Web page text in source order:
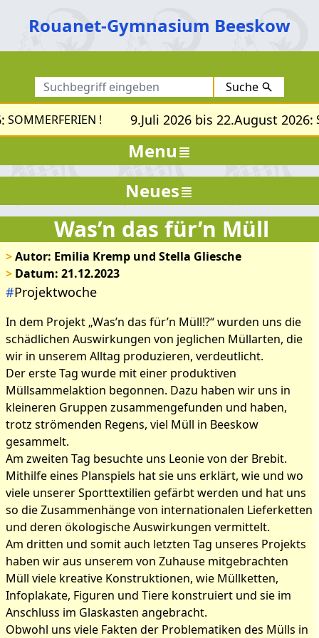
Rouanet-Gymnasium Beeskow
Suche
SOMMERFERIEN ! 9.Juli 2026 bis 22.August 2026:
Menu
Was’n das für’n Müll
>Autor: Emilia Kremp und Stella Gliesche
> Datum: 21.12.2023
#Projektwoche
In dem Projekt „Was’n das für’n Müll!?“ wurden uns die
schädlichen Auswirkungen von jeglichen Müllarten, die
wir in unserem Alltag produzieren, verdeutlicht.
Der erste Tag wurde mit einer produktiven
Müllsammelaktion begonnen. Dazu haben wir uns in
kleineren Gruppen zusammengefunden und haben,
trotz strömenden Regens, viel Müll in Beeskow
gesammelt.
Am zweiten Tag besuchte uns Leonie von der Brebit.
Mithilfe eines Planspiels hat sie uns erklärt, wie und wo
viele unserer Sporttextilien gefärbt werden und hat uns
so die Zusammenhänge von internationalen Lieferketten
und deren ökologische Auswirkungen vermittelt.
Am dritten und somit auch letzten Tag unseres Projekts
haben wir aus unserem von Zuhause mitgebrachten
Müll viele kreative Konstruktionen, wie Müllketten,
Infoplakate, Figuren und Tiere konstruiert und sie im
Anschluss im Glaskasten angebracht.
Obwohl uns viele Fakten der Problematiken des Mülls in
Bilder zum Artikel: Was’n
das für’n Müll
Neues